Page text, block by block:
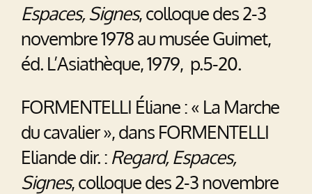
Espaces, Signes, colloque des 2-3
novembre 1978 au musée Guimet,
éd. L’Asiathèque, 1979, p.5-20.
FORMENTELLI Éliane : « La Marche
du cavalier », dans FORMENTELLI
Eliande dir. : Regard, Espaces,
Signes, colloque des 2-3 novembre